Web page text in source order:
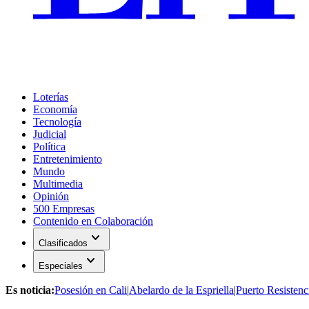
Loterías
Economía
Tecnología
Judicial
Política
Entretenimiento
Mundo
Multimedia
Opinión
500 Empresas
Contenido en Colaboración
Clasificados expand_more
Especiales expand_more
Es noticia:Posesión en Cali|Abelardo de la Espriella|Puerto